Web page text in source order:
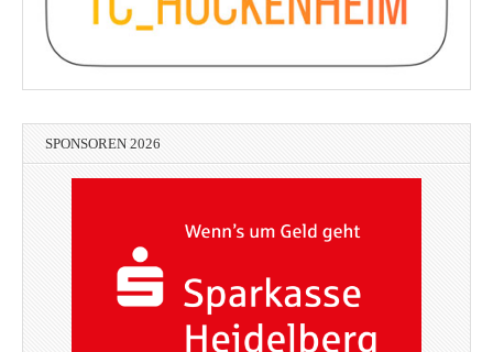
SPONSOREN 2026